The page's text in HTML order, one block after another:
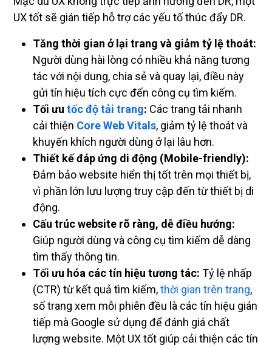
UX tốt sẽ gián tiếp hỗ trợ các yếu tố thúc đẩy DR.
Tăng thời gian ở lại trang và giảm tỷ lệ thoát:
Người dùng hài lòng có nhiều khả năng tương
tác với nội dung, chia sẻ và quay lại, điều này
gửi tín hiệu tích cực đến công cụ tìm kiếm.
Tối ưu tốc độ tải trang: Các trang tải nhanh
cải thiện Core Web Vitals, giảm tỷ lệ thoát và
khuyến khích người dùng ở lại lâu hơn.
Thiết kế đáp ứng di động (Mobile-friendly):
Đảm bảo website hiển thị tốt trên mọi thiết bị,
vì phần lớn lưu lượng truy cập đến từ thiết bị di
động.
Cấu trúc website rõ ràng, dễ điều hướng:
Giúp người dùng và công cụ tìm kiếm dễ dàng
tìm thấy thông tin.
Tối ưu hóa các tín hiệu tương tác: Tỷ lệ nhấp
(CTR) từ kết quả tìm kiếm,thời gian trên trang,
số trang xem mỗi phiên đều là các tín hiệu gián
tiếp mà Google sử dụng để đánh giá chất
lượng website. Một UX tốt giúp cải thiện các tín